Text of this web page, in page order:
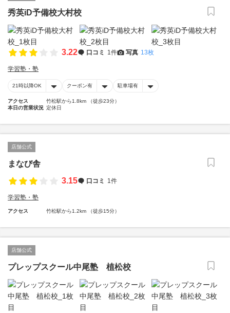
秀英iD予備校大村校
3.22 口コミ 1件 写真 13枚
学習塾・塾
21時以降OK クーポン有 駐車場有
アクセス
竹松駅から1.8km （徒歩23分）
本日の営業状況 定休日
店舗公式
まなび舎
3.15
口コミ 1件
学習塾・塾
アクセス 竹松駅から1.2km （徒歩15分）
店舗公式
プレップスクール中尾塾 植松校